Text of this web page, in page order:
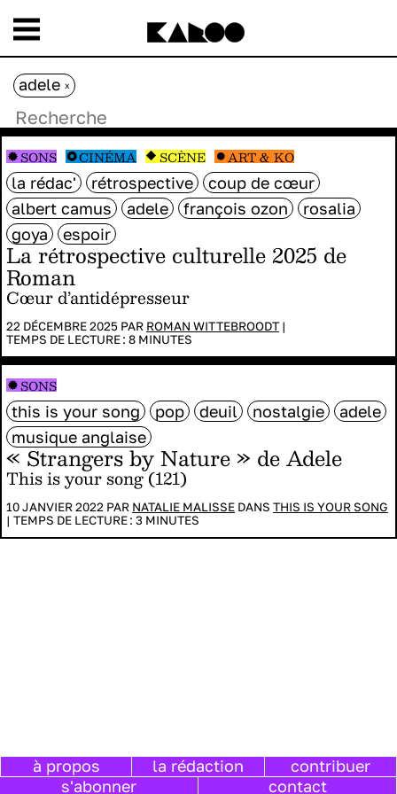
La rétrospective culturelle 2025 de
Roman
Cœur d’antidépresseur
22 DÉCEMBRE 2025 PAR ROMAN WITTEBROODT |
TEMPS DE LECTURE : 8 MINUTES
la rédac' rétrospective
coup de cœur
albert camus
adele françois ozon
rosalia
goya
espoir
SONS CINÉMA SCÈNE ART & KO
« Strangers by Nature » de Adele
This is your song (121)
10 JANVIER 2022 PAR NATALIE MALISSE DANS THIS IS YOUR SONG
| TEMPS DE LECTURE : 3 MINUTES
this is your song pop deuil nostalgie
adele
musique anglaise
SONS
adele x
à propos la rédaction
contribuer
s'abonner
contact